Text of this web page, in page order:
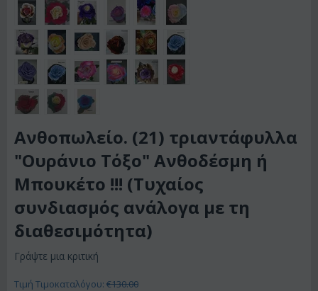
Ανθοπωλείο. (21) τριαντάφυλλα
"Ουράνιο Τόξο" Ανθοδέσμη ή
Μπουκέτο !!! (Τυχαίος
συνδιασμός ανάλογα με τη
διαθεσιμότητα)
Γράψτε μια κριτική
Τιμή Τιμοκαταλόγου: €130.00